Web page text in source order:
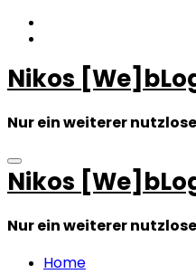
Zum
Inhalt
Nikos
Nur ein weiterer
Nikos
Nur ein weiterer
Home